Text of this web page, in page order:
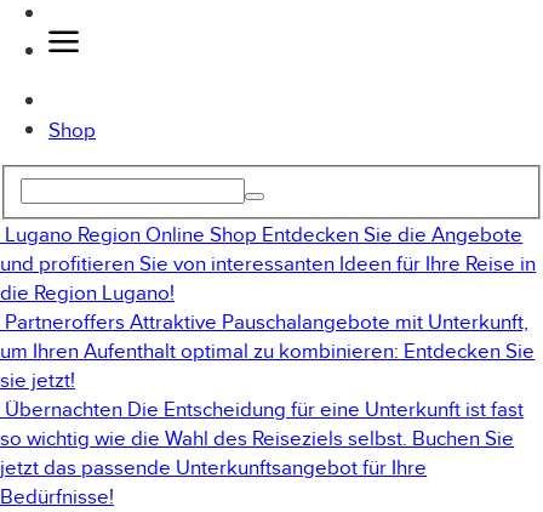
Shop
Lugano Region Online Shop Entdecken Sie die Angebote
und profitieren Sie von interessanten Ideen für Ihre Reise in
die Region Lugano!
PartneroffersAttraktive Pauschalangebote mit Unterkunft,
um Ihren Aufenthalt optimal zu kombinieren: Entdecken Sie
sie jetzt!
Übernachten Die Entscheidung für eine Unterkunft ist fast
so wichtig wie die Wahl des Reiseziels selbst. Buchen Sie
jetzt das passende Unterkunftsangebot für Ihre
Bedürfnisse!